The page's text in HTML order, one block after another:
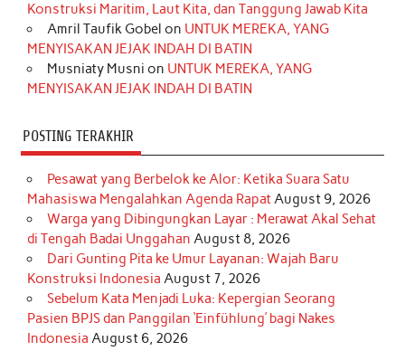
k
a
m
s
t
n
Konstruksi Maritim, Laut Kita, dan Tanggung Jawab Kita
Amril Taufik Gobel on UNTUK MEREKA, YANG
MENYISAKAN JEJAK INDAH DI BATIN
Musniaty Musni on UNTUK MEREKA, YANG
MENYISAKAN JEJAK INDAH DI BATIN
POSTING TERAKHIR
Pesawat yang Berbelok ke Alor: Ketika Suara Satu
Mahasiswa Mengalahkan Agenda RapatAugust 9, 2026
Warga yang Dibingungkan Layar : Merawat Akal Sehat
di Tengah Badai Unggahan August 8, 2026
Dari Gunting Pita ke Umur Layanan: Wajah Baru
Konstruksi Indonesia August 7, 2026
Sebelum Kata Menjadi Luka: Kepergian Seorang
Pasien BPJS dan Panggilan ‘Einfühlung’ bagi Nakes
Indonesia August 6, 2026